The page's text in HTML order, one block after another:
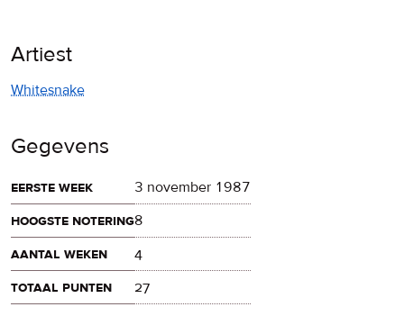
Artiest
Whitesnake
Gegevens
eerste week
3 november 1987
hoogste notering8
aantal weken
4
totaal punten
27